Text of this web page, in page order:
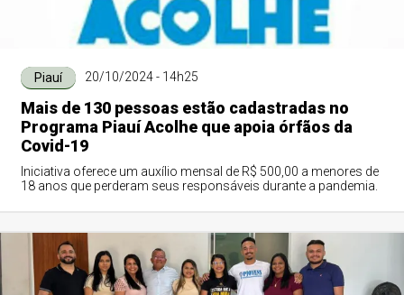
Piauí 20/10/2024 - 14h25
Mais de 130 pessoas estão cadastradas no
Programa Piauí Acolhe que apoia órfãos da
Covid-19
Iniciativa oferece um auxílio mensal de R$ 500,00 a menores de
18 anos que perderam seus responsáveis durante a pandemia.